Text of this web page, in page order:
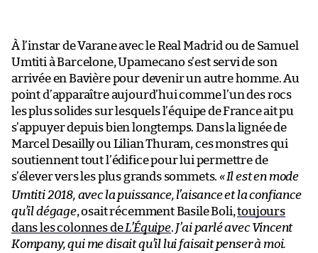
À l’instar de Varane avec le Real Madrid ou de Samuel
Umtiti à Barcelone, Upamecano s’est servi de son
arrivée en Bavière pour devenir un autre homme. Au
point d’apparaître aujourd’hui comme l’un des rocs
les plus solides sur lesquels l’équipe de France ait pu
s’appuyer depuis bien longtemps. Dans la lignée de
Marcel Desailly ou Lilian Thuram, ces monstres qui
soutiennent tout l’édifice pour lui permettre de
s’élever vers les plus grands sommets. «Il est en mode
Umtiti 2018, avec la puissance, l’aisance et la confiance
qu’il dégage, osait récemment Basile Boli,toujours
dans les colonnes deL’Équipe. J’ai parlé avec Vincent
Kompany, qui me disait qu’il lui faisait penser à moi.